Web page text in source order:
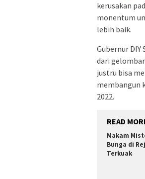
kerusakan
monentum
lebih baik.
Gubernur
dari
justru bisa
membangun
2022.
READ
Makam
Bunga di
Terkuak